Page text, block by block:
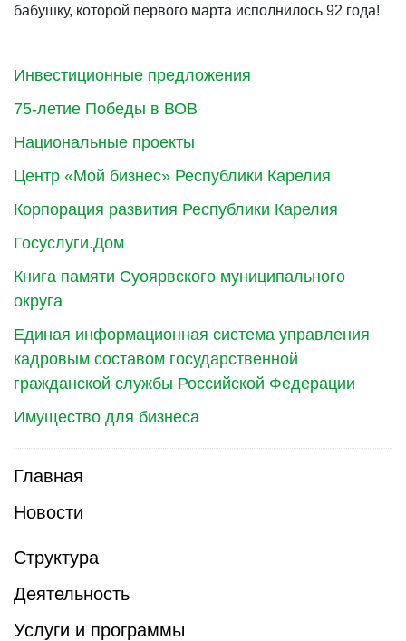
Инвестиционные предложения
75-летие Победы в ВОВ
Национальные проекты
Центр «Мой бизнес» Республики Карелия
Корпорация развития Республики Карелия
Госуслуги.Дом
Книга памяти Суоярвского муниципального
округа
Единая информационная система управления
кадровым составом государственной
гражданской службы Российской Федерации
Имущество для бизнеса
Главная
Новости
Структура
Деятельность
Услуги и программы
бабушку, которой первого марта исполнилось 92 года!